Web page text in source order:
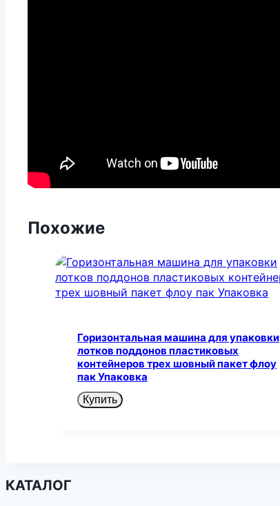
Похожие
Горизонтальная машина для упаковки
лотков поддонов пластиковых
контейнеров трех шовный пакет флоу
пак Упаковка
Купить
КАТАЛОГ